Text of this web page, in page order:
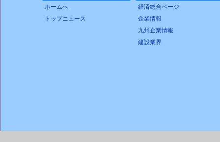
ホームへ
トップニュース
経済総合ページ
企業情報
九州企業情報
建設業界